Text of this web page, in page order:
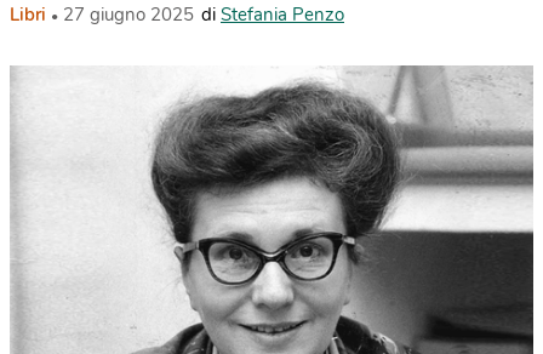
Libri 27 giugno 2025 di Stefania Penzo